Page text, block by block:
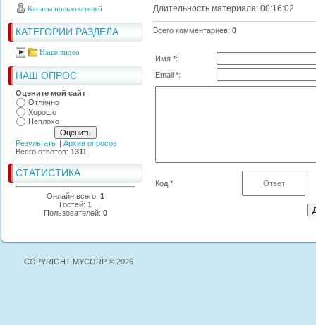
Каналы пользователей
КАТЕГОРИИ РАЗДЕЛА
Наше видео
НАШ ОПРОС
Оцените мой сайт
Отлично
Хорошо
Неплохо
Результаты | Архив опросов
Всего ответов: 1311
СТАТИСТИКА
Онлайн всего: 1
Гостей: 1
Пользователей: 0
Длительность материала: 00:16:02
Всего комментариев: 0
Имя *:
Email *:
Код *:
COPYRIGHT MYCORP © 2026